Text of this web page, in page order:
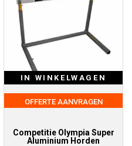
IN WINKELWAGEN
OFFERTE AANVRAGEN
Competitie Olympia Super
Aluminium Horden